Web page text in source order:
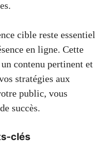
cible reste essentiel
en ligne. Cette
contenu pertinent et
stratégies aux
public, vous
succès.
clés